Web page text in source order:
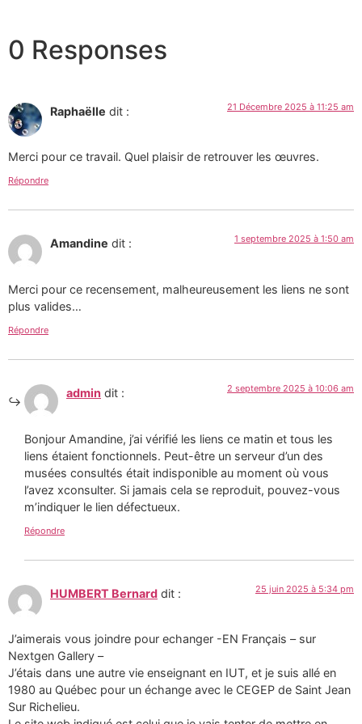
0 Responses
Raphaëlle dit : 21 Décembre 2025 à 11:25 am
Merci pour ce travail. Quel plaisir de retrouver les œuvres.
Répondre
Amandine dit : 1 septembre 2025 à 1:50 am
Merci pour ce recensement, malheureusement les liens ne sont
plus valides…
Répondre
admin dit : 2 septembre 2025 à 10:06 am
Bonjour Amandine, j’ai vérifié les liens ce matin et tous les
liens étaient fonctionnels. Peut-être un serveur d’un des
musées consultés était indisponible au moment où vous
l’avez xconsulter. Si jamais cela se reproduit, pouvez-vous
m’indiquer le lien défectueux.
Répondre
HUMBERT Bernard dit : 25 juin 2025 à 5:34 pm
J’aimerais vous joindre pour echanger -EN Français – sur
Nextgen Gallery –
J’étais dans une autre vie enseignant en IUT, et je suis allé en
1980 au Québec pour un échange avec le CEGEP de Saint Jean
Sur Richelieu.